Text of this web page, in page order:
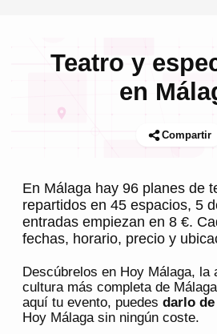
Teatro y
en
Compartir
En Málaga hay 96 planes de
repartidos en 45 espacios, 5
entradas empiezan en 8 €.
fechas, horario, precio y
Descúbrelos en Hoy Málaga, la
cultura más completa de Málaga
aquí tu evento, puedes darlo
Hoy Málagasin ningún coste.